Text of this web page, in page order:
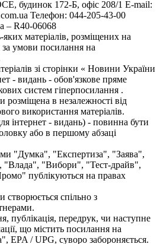
будинок 172-Б, офіс 208/1 E-mail:
Телефон: 044-205-43-00
– R40-06068
матеріалів, розміщених на
за умови посилання на
зі сторінки « Новини України
- видань - обов'язкове пряме
систем гіперпосилання .
розміщена в незалежності від
використання матеріалів.
інтернет - видань) - повинна бути
або в першому абзаці
"Думка", "Експертиза", "Заява",
"Влада", "Вибори", "Тест-драйв",
публікуються на правах
створюється спільно з
публікація, передрук, чи наступне
що містить посилання на
EPA / UPG, суворо забороняється.